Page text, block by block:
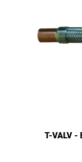
T-VALV -